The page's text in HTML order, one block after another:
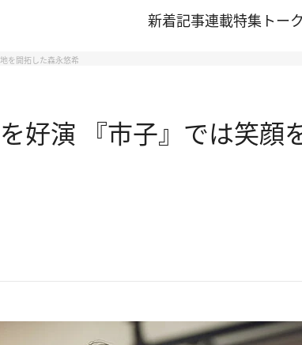
新着記事連載特集 トー
を開拓した森永悠希
好演 『市子』では笑